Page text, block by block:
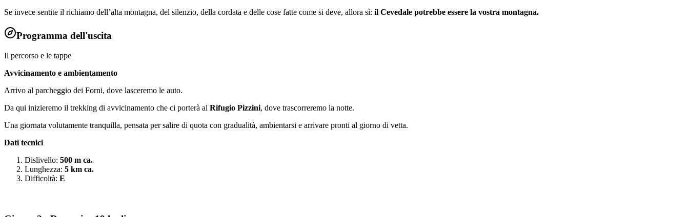
Se invece sentite il richiamo dell’alta montagna, del silenzio, della cordata e delle cose fatte come si deve, allora sì: il Cevedale potrebbe essere la vostra montagna.
Programma dell'uscita
Il percorso e le tappe
Avvicinamento e ambientamento
Arrivo al parcheggio dei Forni, dove lasceremo le auto.
Da qui inizieremo il trekking di avvicinamento che ci porterà al Rifugio Pizzini, dove trascorreremo la notte.
Una giornata volutamente tranquilla, pensata per salire di quota con gradualità, ambientarsi e arrivare pronti al giorno di vetta.
Dati tecnici
Dislivello: 500 m ca.
Lunghezza: 5 km ca.
Difficoltà: E